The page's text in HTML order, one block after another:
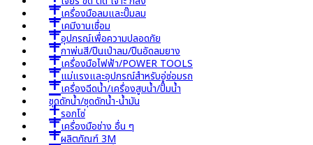
+เครื่องมือลมและปั๊มลม
+เคมีงานเชื่อม
+อุปกรณ์เพื่อความปลอดภัย
+กาพ่นสี/ปืนเป่าลม/ปืนอัดลมยาง
+เครื่องมือไฟฟ้า/POWER TOOLS
+แม่แรงและอุปกรณ์สำหรับอู่ซ่อมรถ
+เครื่องฉีดน้ำ/เครื่องสูบน้ำ/ปั๊มน้ำ
ชุดดักน้ำ/ชุดดักน้ำ-น้ำมัน
+รอกโซ่
+เครื่องมือช่าง อื่น ๆ
+ผลิตภัณฑ์ 3M